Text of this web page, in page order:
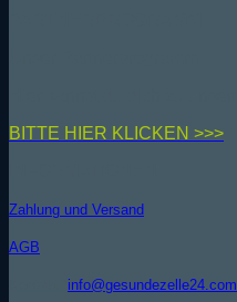
BITTE HIER KLICKEN >>>
Zahlung und Versand
AGB
info@gesundezelle24.com